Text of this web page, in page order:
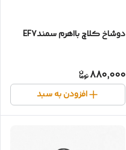
دوشاخ کلاچ بااهرم‌ سمندEF7
880,000
افزودن به سبد